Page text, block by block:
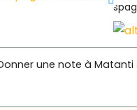
une note à Matanti